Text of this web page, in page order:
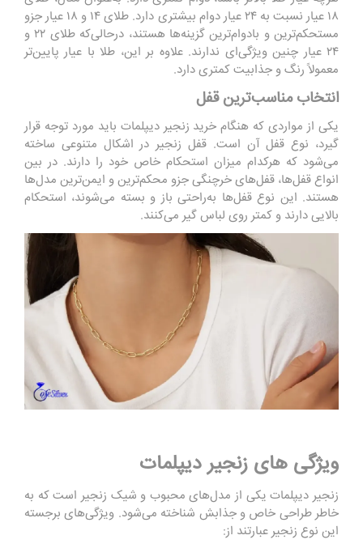
۱۸ عیار نسبت به ۲۴ عیار دوام بیشتری دارد. طلای ۱۴ و ۱۸ عیار جزو
مستحکم‌ترین و بادوام‌ترین گزینه‌ها هستند، درحالی‌که طلای ۲۲ و
۲۴ عیار چنین ویژگی‌ای ندارند. علاوه بر این، طلا با عیار پایین‌تر
معمولاً رنگ و جذابیت کمتری دارد.
انتخاب مناسب‌ترین قفل
یکی از مواردی که هنگام خرید زنجیر دیپلمات باید مورد توجه قرار
گیرد، نوع قفل آن است. قفل زنجیر در اشکال متنوعی ساخته
می‌شود که هرکدام میزان استحکام خاص خود را دارند. در بین
انواع قفل‌ها، قفل‌های خرچنگی جزو محکم‌ترین و ایمن‌ترین مدل‌ها
هستند. این نوع قفل‌ها به‌راحتی باز و بسته می‌شوند، استحکام
بالایی دارند و کمتر روی لباس گیر می‌کنند.
ویژگی های زنجیر دیپلمات
زنجیر دیپلمات یکی از مدل‌های محبوب و شیک زنجیر است که به
خاطر طراحی خاص و جذابش شناخته می‌شود. ویژگی‌های برجسته
این نوع زنجیر عبارتند از: